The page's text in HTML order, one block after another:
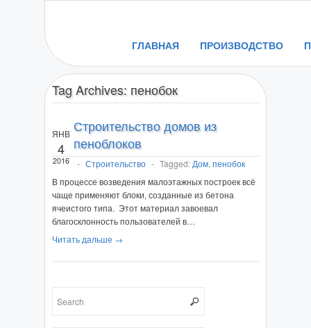
ГЛАВНАЯ ПРОИЗВОДСТВО
Tag Archives: пенобок
ЯНВ
4
2016
Строительство домов из
пеноблоков
- Строительство - Tagged: Дом, пенобок
В процессе возведения малоэтажных построек всё
чаще применяют блоки, созданные из бетона
ячеистого типа. Этот материал завоевал
благосклонность пользователей в…
Читать дальше →